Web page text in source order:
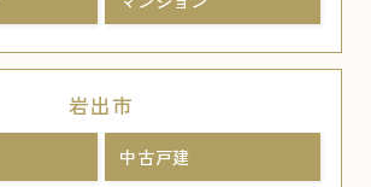
岩出市
中古戸建